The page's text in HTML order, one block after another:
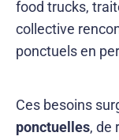
food trucks,
collective
ponctuels en
Ces besoins
ponctuelles, de